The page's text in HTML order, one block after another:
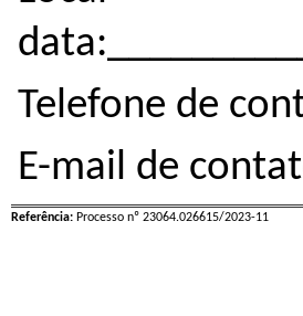
Telefone de
E-mail de
Referência: Processo nº 23064.026615/2023-11